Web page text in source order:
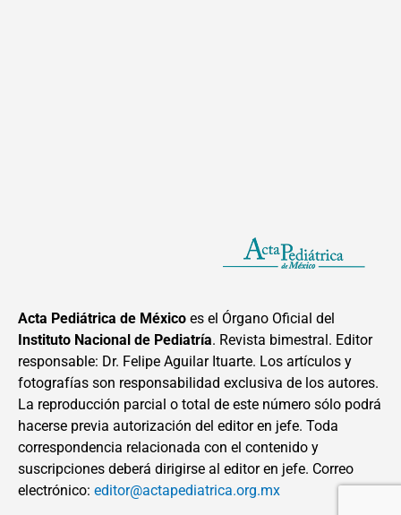
Acta Pediátrica de México es el Órgano Oficial del
Instituto Nacional de Pediatría. Revista bimestral. Editor
responsable: Dr. Felipe Aguilar Ituarte. Los artículos y
fotografías son responsabilidad exclusiva de los autores.
La reproducción parcial o total de este número sólo podrá
hacerse previa autorización del editor en jefe. Toda
correspondencia relacionada con el contenido y
suscripciones deberá dirigirse al editor en jefe. Correo
electrónico: editor@actapediatrica.org.mx